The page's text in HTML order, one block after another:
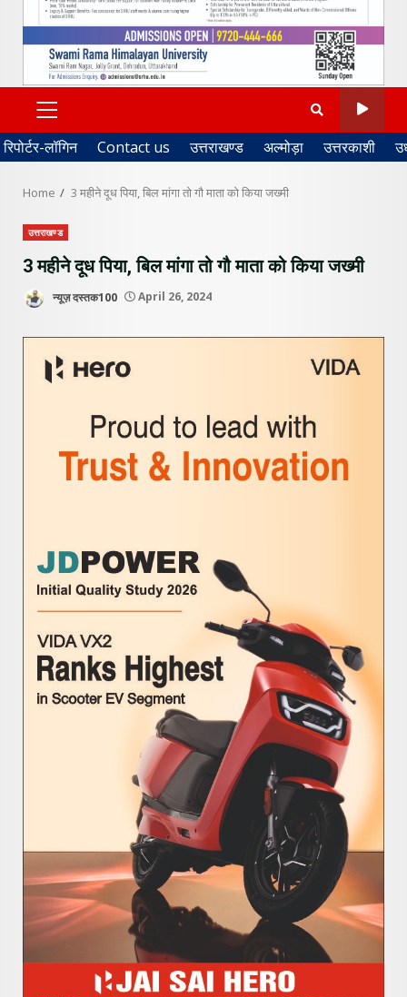
PRIMARY
MENU
रिपोर्टर-लॉगिन Contact us उत्तराखण्ड अल्मोड़ा उत्तरकाशी
Home 3 महीने दूध पिया, बिल मांगा तो गौ माता को किया जख्मी
उत्तराखण्ड
3 महीने दूध पिया, बिल मांगा तो गौ माता को किया जख्मी
न्यूज़ दस्तक100 April 26, 2024